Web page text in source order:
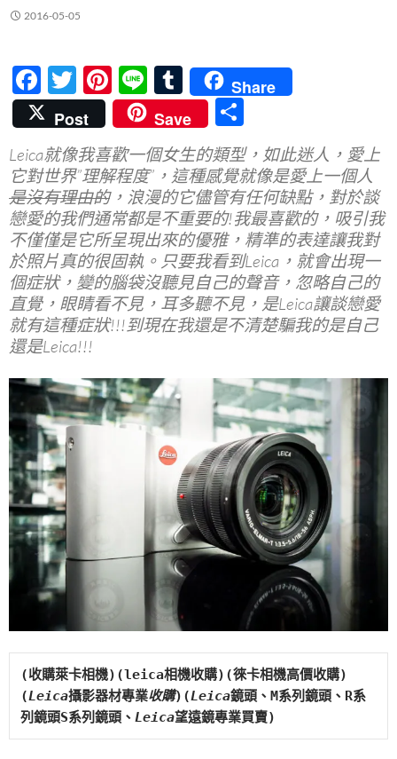
2016-05-05
F
ac
e
b
o
o
k
T
w
itt
er
Pi
nt
er
es
t
Li
n
e
T
u
m
bl
r
Share
Post
Save
享
Leica就像我喜歡一個女生的類型，如此迷人，愛上
它對世界”理解程度”，這種感覺就像是愛上一個人
是沒有理由的，浪漫的它儘管有任何缺點，對於談
戀愛的我們通常都是不重要的!我最喜歡的，吸引我
不僅僅是它所呈現出來的優雅，精準的表達讓我對
於照片真的很固執。只要我看到Leica，就會出現一
個症狀，變的腦袋沒聽見自己的聲音，忽略自己的
直覺，眼睛看不見，耳多聽不見，是Leica讓談戀愛
就有這種症狀!!!到現在我還是不清楚騙我的是自己
還是Leica!!!
(收購萊卡相機)(leica相機收購)(徠卡相機高價收購)
(Leica攝影器材專業收購)(Leica鏡頭、M系列鏡頭、R系
列鏡頭S系列鏡頭、 Leica望遠鏡專業買賣)